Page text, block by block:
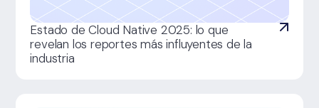
Estado de Cloud Native 2025: lo que
revelan los reportes más influyentes de la
industria